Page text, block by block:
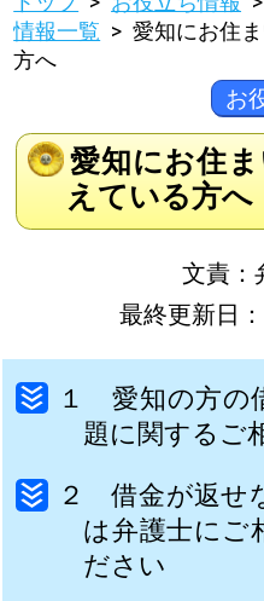
情報一覧
愛知にお住
方へ
お
愛知にお住
えている方へ
文責：
最終更新日
１ 愛知の方の
題に関するご
２ 借金が返せ
は弁護士にご
ださい